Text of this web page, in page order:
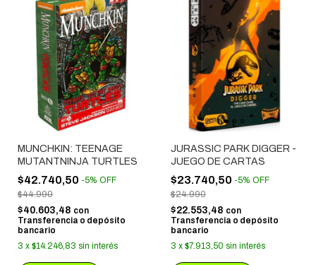
MUNCHKIN: TEENAGE
MUTANTNINJA TURTLES
$42.740,50 -5% OFF
$44.990
$40.603,48 con
Transferencia o depósito
bancario
3 x $14.246,83 sin interés
JURASSIC PARK DIGGER -
JUEGO DE CARTAS
$23.740,50 -5% OFF
$24.990
$22.553,48 con
Transferencia o depósito
bancario
3 x $7.913,50 sin interés